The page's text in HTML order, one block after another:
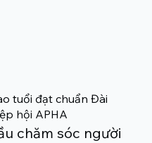
tuổi đạt chuẩn Đài
hội APHA
chăm sóc người